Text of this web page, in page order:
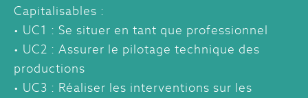
Capitalisables :
• UC1 : Se situer en tant que professionnel
• UC2 : Assurer le pilotage technique des
productions
• UC3 : Réaliser les interventions sur les